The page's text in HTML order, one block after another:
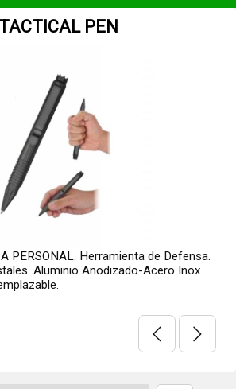
TACTICAL PEN
PERSONAL. Herramienta de Defensa.
Aluminio Anodizado-Acero Inox.